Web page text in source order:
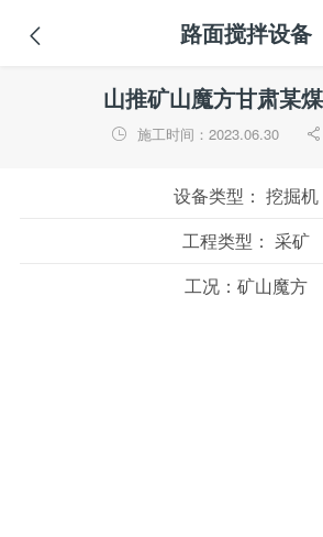
 路面搅拌设备
摊铺机 冷再生机 吊管机
山推矿山魔方甘肃某
 施工时间：2023.06.30 
设备类型： 挖掘机
工程类型： 采矿
工况： 矿山魔方